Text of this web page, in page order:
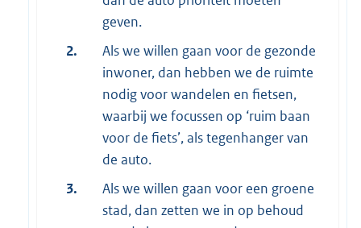
geven.
2.
Als we willen gaan voor de gezonde
inwoner, dan hebben we de ruimte
nodig voor wandelen en fietsen,
waarbij we focussen op ‘ruim baan
voor de fiets’, als tegenhanger van
de auto.
3.
Als we willen gaan voor een groene
stad, dan zetten we in op behoud